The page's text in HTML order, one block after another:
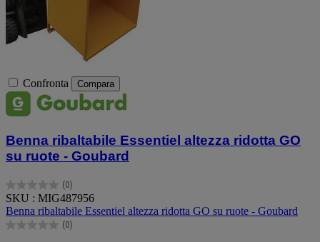
Confronta Compara
Benna ribaltabile Essentiel altezza ridotta GO
su ruote - Goubard
(0)
0.0
su
5
stelle.
SKU : MIG487956
Benna ribaltabile Essentiel altezza ridotta GO su ruote - Goubard
(0)
0.0